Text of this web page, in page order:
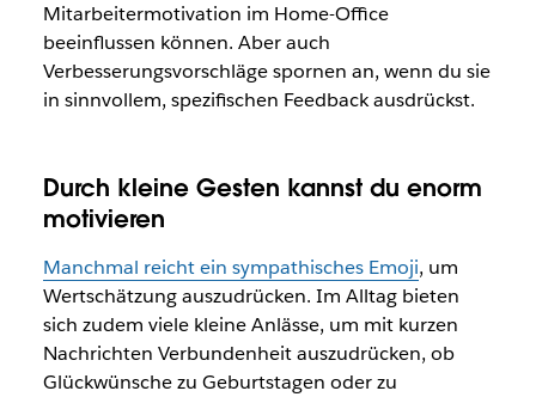
Mitarbeitermotivation im Home-Office
beeinflussen können. Aber auch
Verbesserungsvorschläge spornen an, wenn du sie
in sinnvollem, spezifischen Feedback ausdrückst.
Durch kleine Gesten kannst du enorm
motivieren
Manchmal reicht ein sympathisches Emoji, um
Wertschätzung auszudrücken. Im Alltag bieten
sich zudem viele kleine Anlässe, um mit kurzen
Nachrichten Verbundenheit auszudrücken, ob
Glückwünsche zu Geburtstagen oder zu